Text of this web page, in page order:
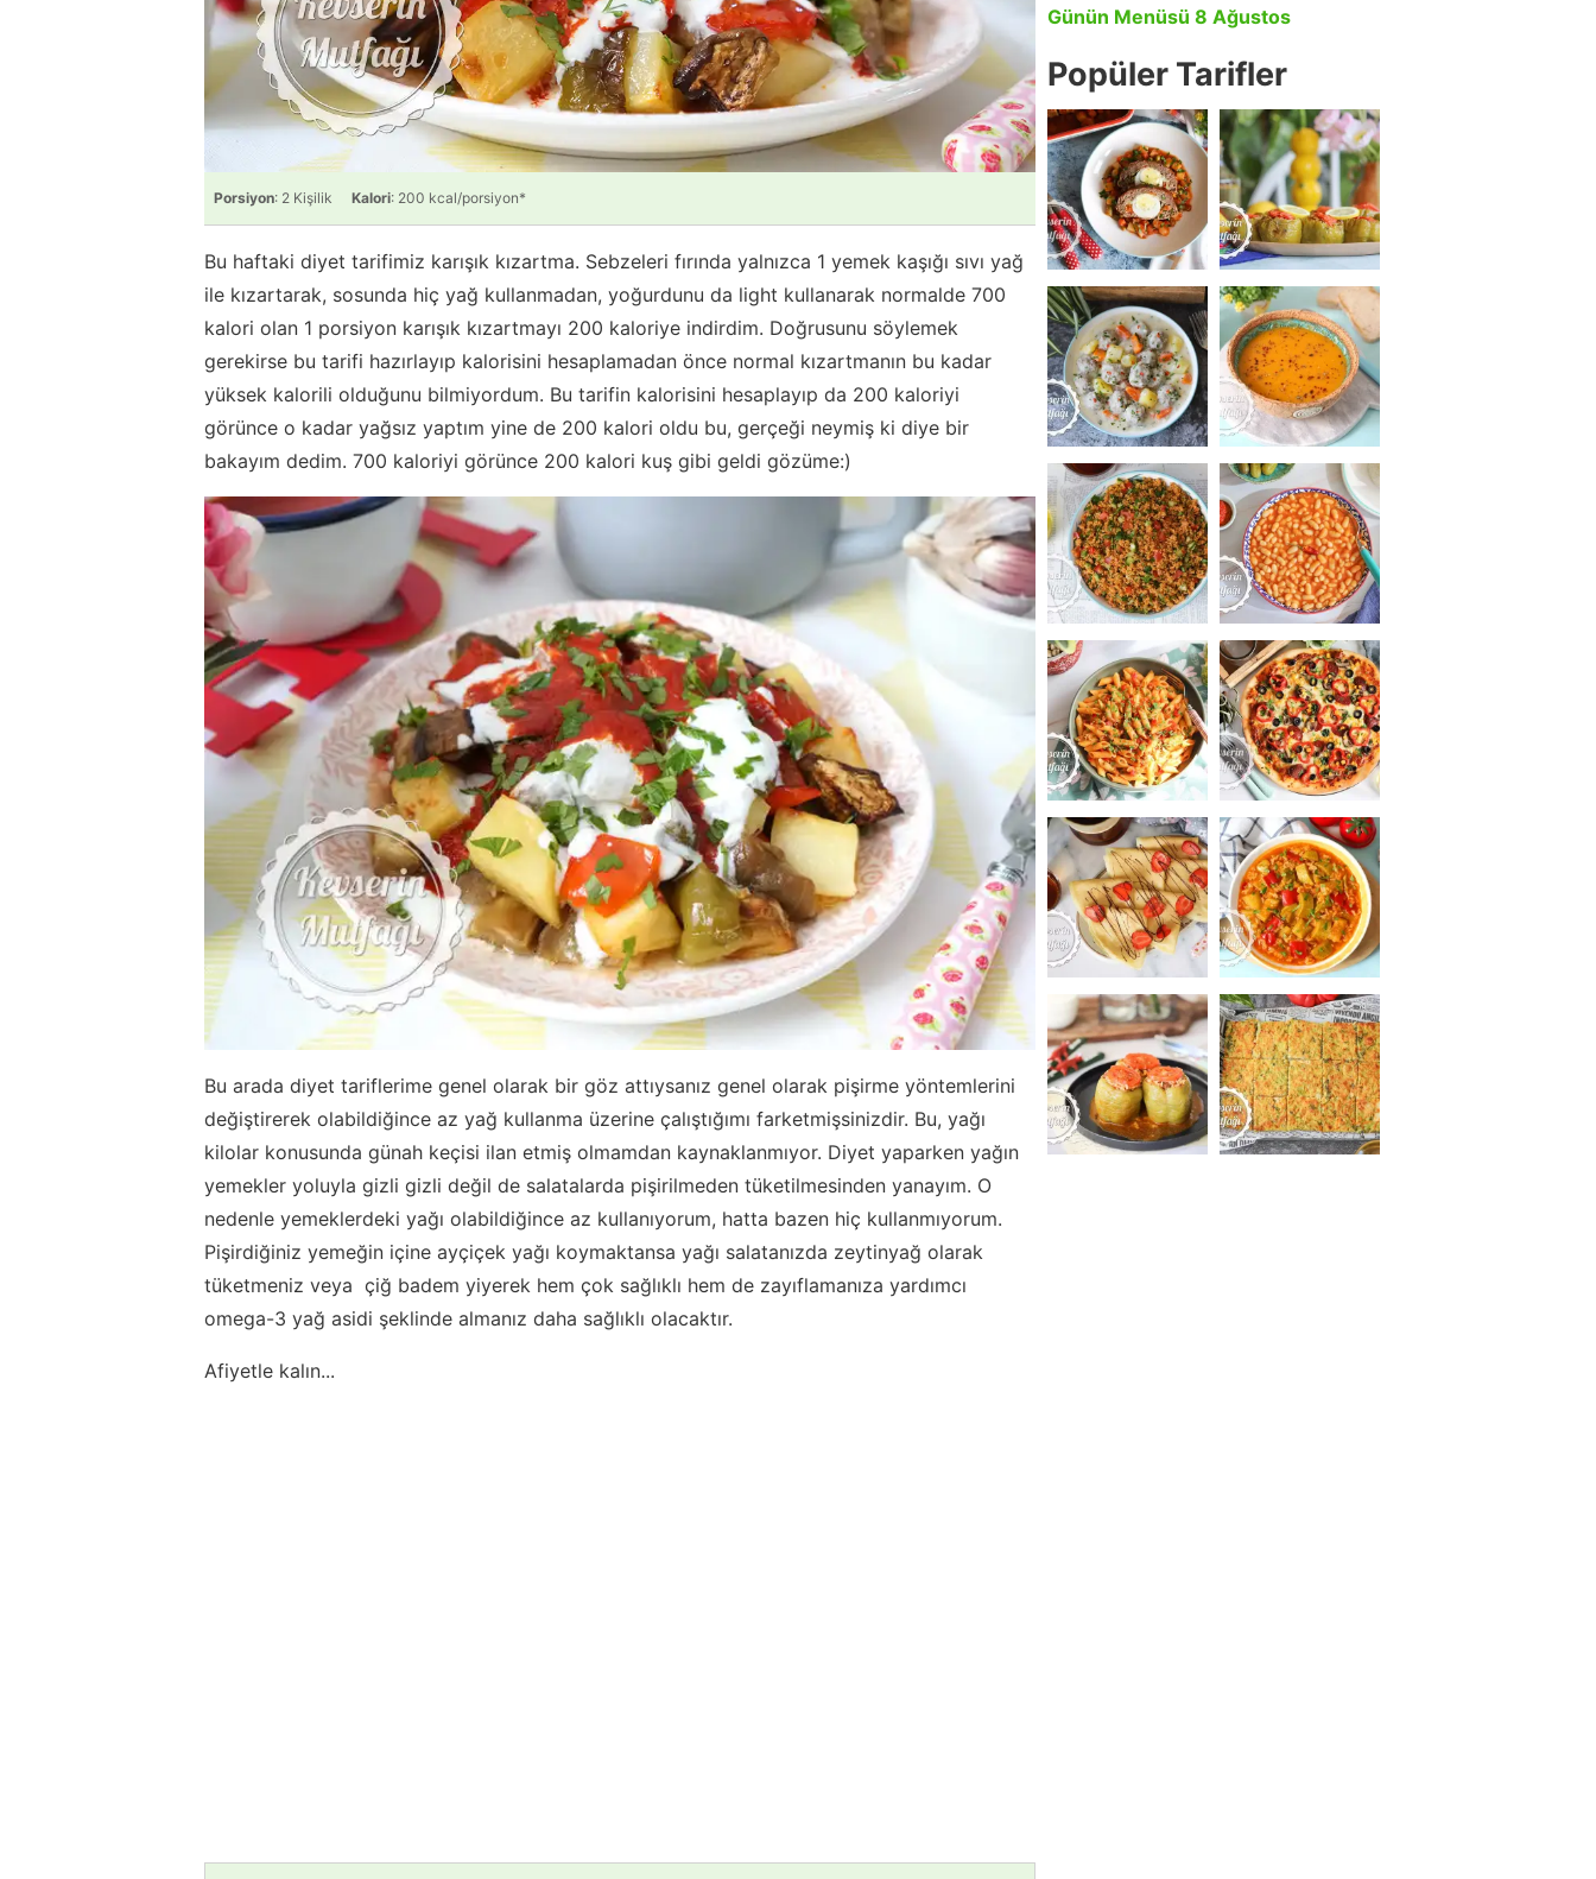
Porsiyon: 2 Kişilik Kalori: 200 kcal/porsiyon*
Bu haftaki diyet tarifimiz karışık kızartma. Sebzeleri fırında yalnızca 1 yemek kaşığı sıvı yağ
ile kızartarak, sosunda hiç yağ kullanmadan, yoğurdunu da light kullanarak normalde 700
kalori olan 1 porsiyon karışık kızartmayı 200 kaloriye indirdim. Doğrusunu söylemek
gerekirse bu tarifi hazırlayıp kalorisini hesaplamadan önce normal kızartmanın bu kadar
yüksek kalorili olduğunu bilmiyordum. Bu tarifin kalorisini hesaplayıp da 200 kaloriyi
görünce o kadar yağsız yaptım yine de 200 kalori oldu bu, gerçeği neymiş ki diye bir
bakayım dedim. 700 kaloriyi görünce 200 kalori kuş gibi geldi gözüme:)
Bu arada diyet tariflerime genel olarak bir göz attıysanız genel olarak pişirme yöntemlerini
değiştirerek olabildiğince az yağ kullanma üzerine çalıştığımı farketmişsinizdir. Bu, yağı
kilolar konusunda günah keçisi ilan etmiş olmamdan kaynaklanmıyor. Diyet yaparken yağın
yemekler yoluyla gizli gizli değil de salatalarda pişirilmeden tüketilmesinden yanayım. O
nedenle yemeklerdeki yağı olabildiğince az kullanıyorum, hatta bazen hiç kullanmıyorum.
Pişirdiğiniz yemeğin içine ayçiçek yağı koymaktansa yağı salatanızda zeytinyağ olarak
tüketmeniz veya çiğ badem yiyerek hem çok sağlıklı hem de zayıflamanıza yardımcı
omega-3 yağ asidi şeklinde almanız daha sağlıklı olacaktır.
Afiyetle kalın...
Günün Menüsü 8 Ağustos
Popüler Tarifler